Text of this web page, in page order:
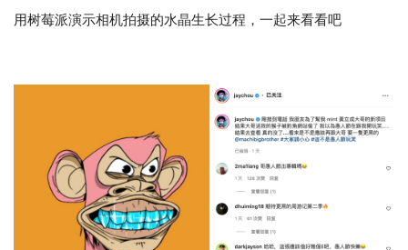
用树莓派演示相机拍摄的水晶生长过程，一起来看看吧